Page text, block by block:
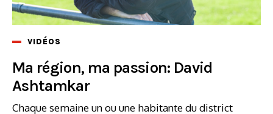
VIDÉOS
Ma région, ma passion: David
Ashtamkar
Chaque semaine un ou une habitante du district